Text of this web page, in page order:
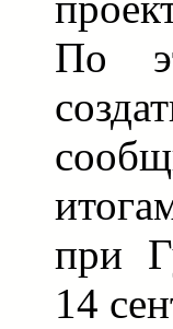
По
при
14